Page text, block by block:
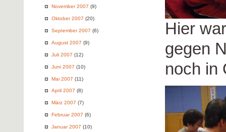
November 2007 (9)
Oktober 2007 (20)
September 2007 (6)
August 2007 (9)
Juli 2007 (12)
Juni 2007 (10)
Mai 2007 (11)
April 2007 (8)
März 2007 (7)
Februar 2007 (6)
Januar 2007 (10)
Hier
gegen
noch in